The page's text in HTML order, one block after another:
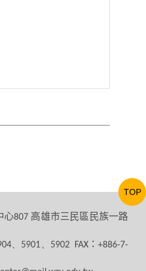
心807 高雄市三民區民族一路
、5901、5902 FAX：+886-7-
TOP